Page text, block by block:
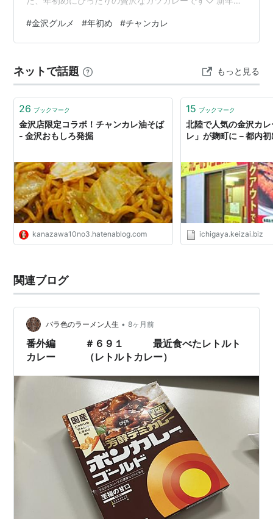
ブランド豚を使用しているチャンカレ。 今年は、きめ細
かくやわらかな肉質と、甘みのある脂を持つ上質な豚肉
厚なカレーが相性抜群な、特別な一皿が楽しめます♪ 「ゴ
ールデンポークカツカレー」を味わえるのはチャンピオ
ンカレーの直営・フランチャイズ…
#金沢グルメ #年初め #チャンカレ
ネットで話題 もっと見る
26 ブックマーク
金沢店限定コラボ！チャンカレ油そば
- 金沢おもしろ発掘
kanazawa10no3.hatenablog.com
15 ブックマーク
北陸で人気の金沢カ
レ」が麹町に－都内
ichigaya.keizai.biz
関連ブログ
バラ色のラーメン人生 • 8ヶ月前
番外編 ＃６９１ 最近食べたレトルト
カレー （レトルトカレー）